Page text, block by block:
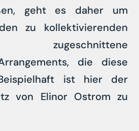
geht es daher um
zu kollektivierenden
zugeschnittene
die diese
ist hier der
von Elinor Ostrom zu